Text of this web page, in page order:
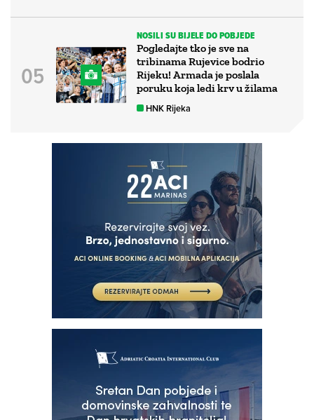
NOSILI SU BIJELE DO POBJEDE
Pogledajte tko je sve na
tribinama Rujevice bodrio
Rijeku! Armada je poslala
poruku koja ledi krv u žilama
HNK Rijeka